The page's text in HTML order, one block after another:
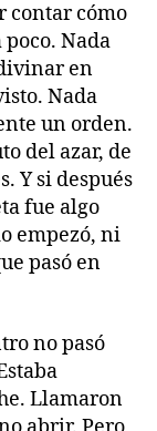
contar cómo
Nada
en
Nada
un orden.
del azar, de
Y si después
fue algo
empezó, ni
pasó en
no pasó
Llamaron